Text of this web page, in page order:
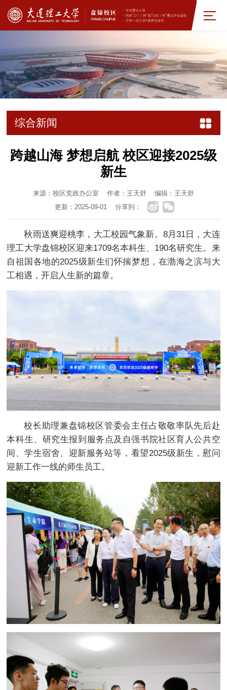
综合新闻
跨越山海 梦想启航 校区迎接2025级
新生
来源：校区党政办公室 作者：王天舒
编辑：王天舒
更新：2025-09-01
分享到：
秋雨送爽迎桃李，大工校园气象新。8月31日，大连
理工大学盘锦校区迎来1709名本科生、190名研究生。来
自祖国各地的2025级新生们怀揣梦想，在渤海之滨与大
工相遇，开启人生新的篇章。
校长助理兼盘锦校区管委会主任占敬敬率队先后赴
本科生、研究生报到服务点及自强书院社区育人公共空
间、学生宿舍、迎新服务站等，看望2025级新生，慰问
迎新工作一线的师生员工。